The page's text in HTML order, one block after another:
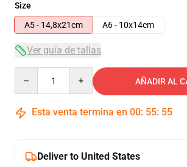
Size
A5 - 14,8x21cm
A6 - 10x14cm
Ver guía de tallas
AÑADIR AL
Esta venta termina en 00: 55: 54
Deliver to United States